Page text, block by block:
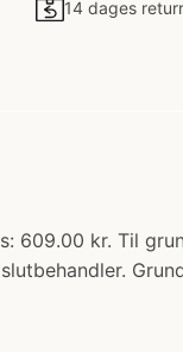
14 dages
609.00 kr. Til